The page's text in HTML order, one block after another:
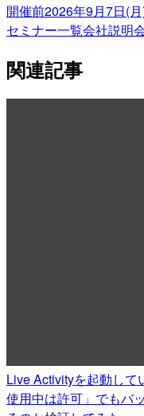
開催前2026年9月7日(
セミナー一覧会社説明
関連記事
Live Activityを起動して
使用中は許可」でもバ